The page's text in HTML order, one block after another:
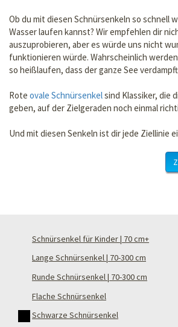
Ob du mit diesen Schnürsenkeln so schnell
Wasser laufen kannst? Wir empfehlen dir
auszuprobieren, aber es würde uns nicht
funktionieren würde. Wahrscheinlich
so heißlaufen, dass der ganze See
Rote ovale Schnürsenkelsind Klassiker, die
geben, auf der Zielgeraden noch einmal
Und mit diesen Senkeln ist dir jede Ziellinie
Schnürsenkel für Kinder | 70 cm+
Lange Schnürsenkel | 70-300 cm
Runde Schnürsenkel | 70-300 cm
Flache Schnürsenkel
Schwarze Schnürsenkel